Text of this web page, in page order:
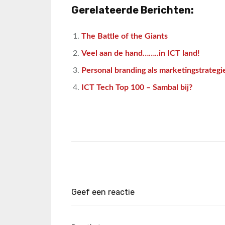
Gerelateerde Berichten:
The Battle of the Giants
Veel aan de hand……..in ICT land!
Personal branding als
ICT Tech Top 100 – Sambal bij?
Geef een reactie